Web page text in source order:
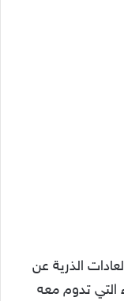
الذرية عن
التي تدوم معه